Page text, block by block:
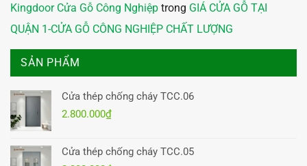
Kingdoor Cửa Gỗ Công Nghiệp trong GIÁ CỬA GỖ TẠI
QUẬN 1-CỬA GỖ CÔNG NGHIỆP CHẤT LƯỢNG
SẢN PHẨM
Cửa thép chống cháy TCC.06
2.800.000₫
Cửa thép chống cháy TCC.05